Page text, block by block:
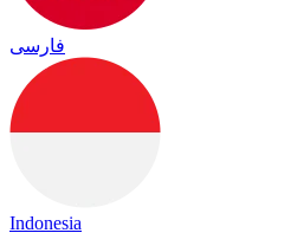
فارسی
Indonesia